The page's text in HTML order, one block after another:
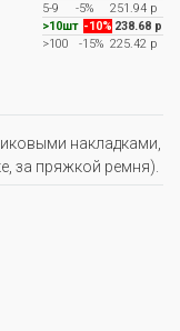
5-9
-5%
251.94 р
>10шт -10% 238.68 р
>100
-15% 225.42 р
накладками,
за пряжкой ремня).